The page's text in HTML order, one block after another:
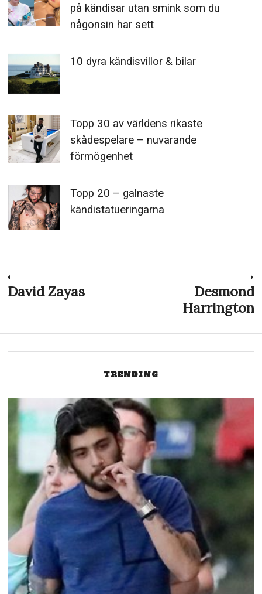
på kändisar utan smink som du
någonsin har sett
10 dyra kändisvillor & bilar
Topp 30 av världens rikaste
skådespelare – nuvarande
förmögenhet
Topp 20 – galnaste
kändistatueringarna
Inläggsnavigering
Previous
David Zayas
Desmond
Harrington
TRENDING